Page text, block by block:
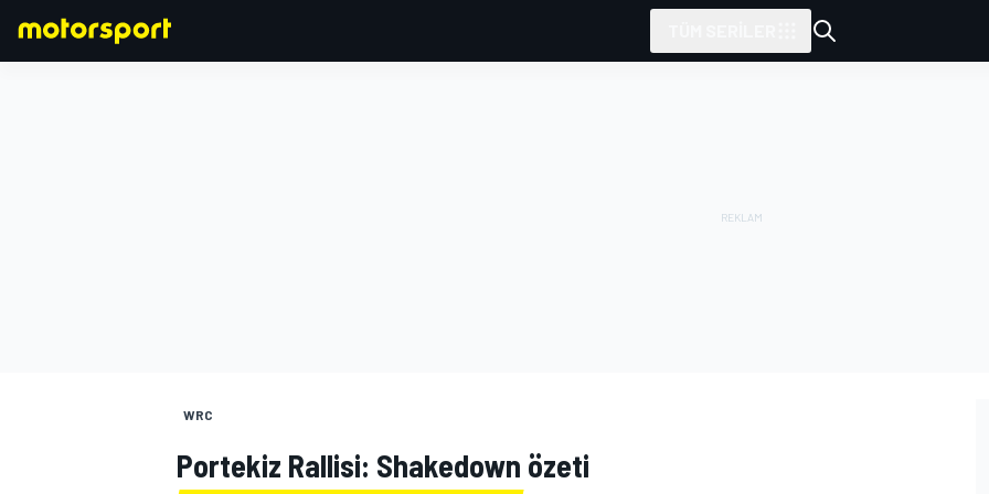
WRC
Portekiz Rallisi: Shakedown özeti